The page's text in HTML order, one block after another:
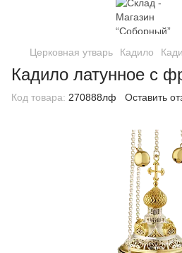
Церковная утварь Кадило
Кадило латунное с
Код товара: 270888лф Оставить